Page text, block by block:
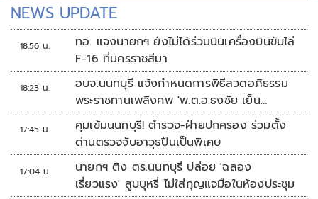
NEWS UPDATE
18:56 น.
ทอ. แจงนายกฯ ยังไม่ได้ร่วมบินเครื่องบินขับไล่
F-16 ที่นครราชสีมา
18:23 น.
อบจ.นนทบุรี แจ้งกำหนดการพิธีสวดอภิธรรม
พระราชทานเพลิงศพ 'พ.ต.อ.ธงชัย เย็น
ประเสริฐ'
17:45 น.
คุมเข้มนนทบุรี! ตำรวจ-ฝ่ายปกครอง ร่วมตั้ง
ด่านตรวจจับอาวุธปืนเป็นพิเศษ
17:04 น.
นายกฯ ติง ตร.นนทบุรี ปล่อย 'ฉลอง
เรี่ยวแรง' สูบบุหรี่ ไม่ใส่กุญแจมือในห้องประชุม